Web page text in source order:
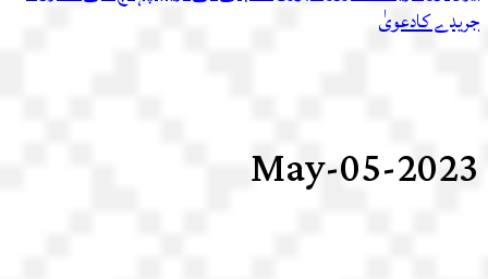
جریدے کادعویٰ
2023-May-05